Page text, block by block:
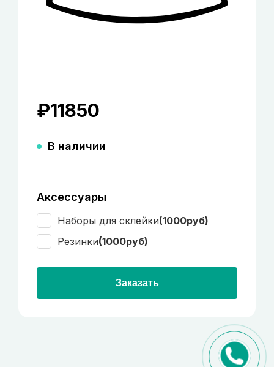
₽11850
В наличии
Аксессуары
Наборы для склейки(1000руб)
Резинки(1000руб)
Заказать